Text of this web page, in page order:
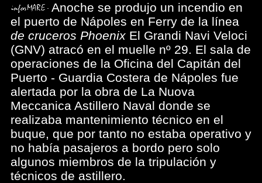
Anoche se produjo un incendio en
el puerto de Nápoles en Ferry de la línea
de cruceros Phoenix El Grandi Navi Veloci
(GNV) atracó en el muelle nº 29. El sala de
operaciones de la Oficina del Capitán del
Puerto - Guardia Costera de Nápoles fue
alertada por la obra de La Nuova
Meccanica Astillero Naval donde se
realizaba mantenimiento técnico en el
buque, que por tanto no estaba operativo y
no había pasajeros a bordo pero solo
algunos miembros de la tripulación y
técnicos de astillero.